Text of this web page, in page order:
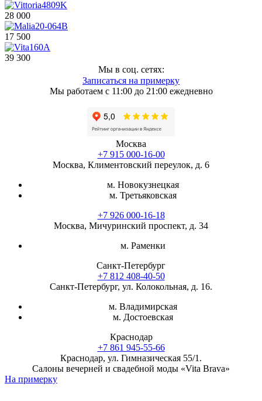
28 000
17 500
39 300
Мы в соц. сетях:
Записаться на примерку
Мы работаем с 11:00 до 21:00 ежедневно
Москва
+7 915 000-16-00
Москва, Климентовский переулок, д. 6
м. Новокузнецкая
м. Третьяковская
+7 926 000-16-18
Москва, Мичуринский проспект, д. 34
м. Раменки
Санкт-Петербург
+7 812 408-40-50
Санкт-Петербург, ул. Колокольная, д. 16.
м. Владимирская
м. Достоевская
Краснодар
+7 861 945-55-66
Краснодар, ул. Гимназическая 55/1.
Салоны вечерней и свадебной моды «Vita Brava»
На примерку